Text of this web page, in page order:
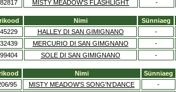
MISTY MEADOW'S FLASHLIGHT -
Nimi Sünniaeg
HALLEY DI SAN GIMIGNANO -
MERCURIO DI SAN GIMGNANO -
SOLE DI SAN GIMIGNANO -
Nimi Sünniaeg
95
MISTY MEADOW'S SONG'N'DANCE -